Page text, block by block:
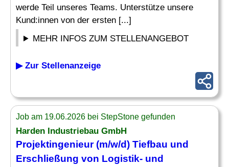
werde Teil unseres Teams. Unterstütze unsere
Kund:innen von der ersten [...]
MEHR INFOS ZUM STELLENANGEBOT
▶ Zur Stellenanzeige
Job am 19.06.2026 bei StepStone gefunden
Harden Industriebau GmbH
Projektingenieur (m/w/d) Tiefbau und
Erschließung von Logistik- und